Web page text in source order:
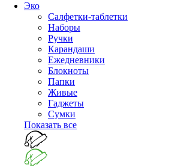
Эко
Салфетки-таблетки
Наборы
Ручки
Карандаши
Ежедневники
Блокноты
Папки
Живые
Гаджеты
Сумки
Показать все